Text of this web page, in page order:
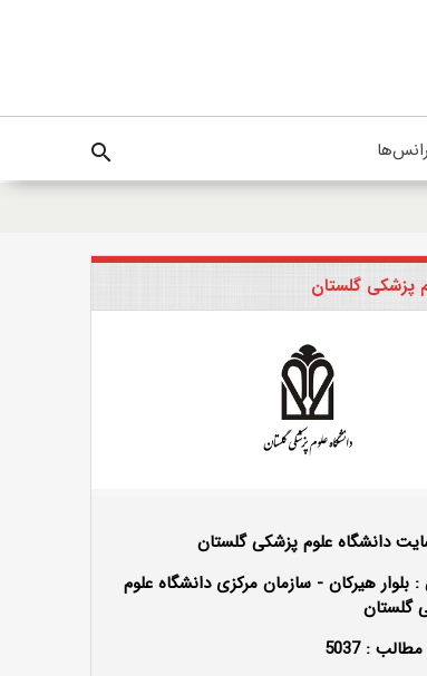
search
پزشکی گلستان
دانشگاه علوم پزشکی گلستان
بلوار هیرکان - سازمان مرکزی دانشگاه علوم
گلستان
: 5037